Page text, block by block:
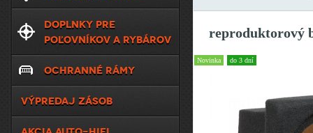
reproduktorový
Novinka do 3 dní
DOPLNKY PRE
POĽOVNÍKOV A RYBÁROV
OCHRANNÉ RÁMY
VÝPREDAJ ZÁSOB